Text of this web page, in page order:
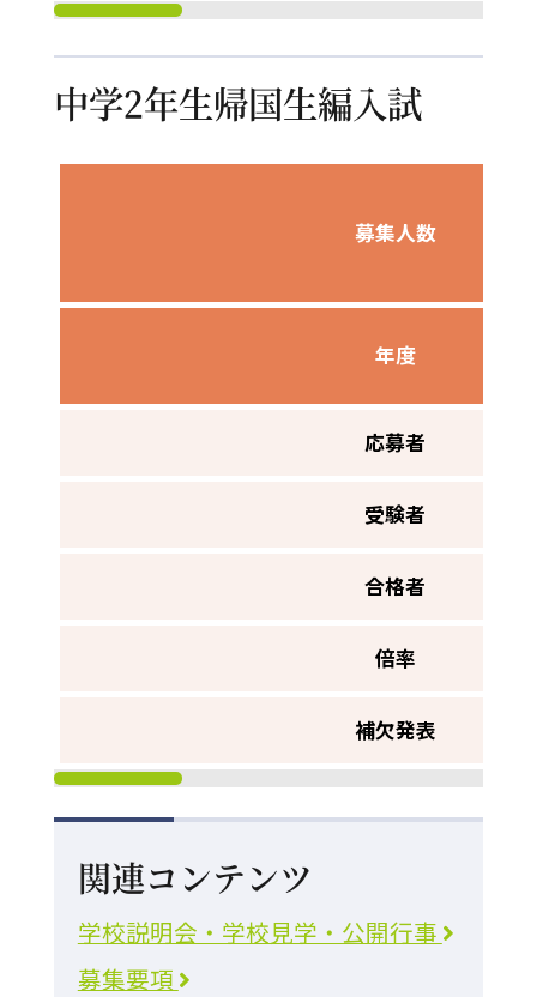
中学2年生帰国生編入試
募集人数
年度
応募者
受験者
合格者
倍率
補欠発表
関連コンテンツ
学校説明会・学校見学・公開行事
募集要項